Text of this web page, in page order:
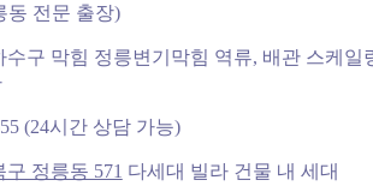
동 전문 출장)
구 막힘 정릉변기막힘 역류, 배관 스케일
(24시간 상담 가능)
구 정릉동 571 다세대 빌라 건물 내 세대